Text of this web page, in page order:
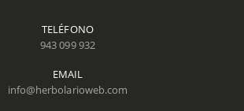
TELÉFONO
943 099 932
EMAIL
info@herbolarioweb.com